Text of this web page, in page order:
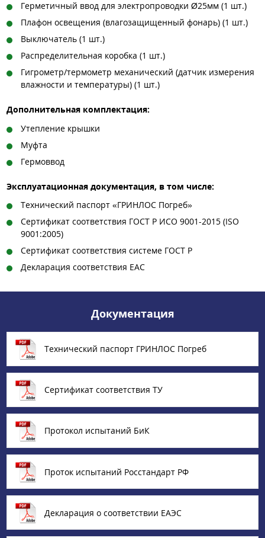
Герметичный ввод для электропроводки Ø25мм (1 шт.)
Плафон освещения (влагозащищенный фонарь) (1 шт.)
Выключатель (1 шт.)
Распределительная коробка (1 шт.)
Гигрометр/термометр механический (датчик измерения
влажности и температуры) (1 шт.)
Дополнительная комплектация:
Утепление крышки
Муфта
Гермоввод
Эксплуатационная документация, в том числе:
Технический паспорт «ГРИНЛОС Погреб»
Сертификат соответствия ГОСТ Р ИСО 9001-2015 (ISO
9001:2005)
Сертификат соответствия системе ГОСТ Р
Декларация соответствия ЕАС
Документация
Технический паспорт ГРИНЛОС Погреб
Сертификат соответствия ТУ
Протокол испытаний БиК
Проток испытаний Росстандарт РФ
Декларация о соответствии ЕАЭС